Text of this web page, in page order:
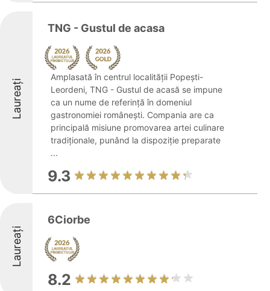
Laureați
TNG - Gustul de acasa
Amplasată în centrul localității Popești-
Leordeni, TNG - Gustul de acasă se impune
ca un nume de referință în domeniul
gastronomiei românești. Compania are ca
principală misiune promovarea artei culinare
tradiționale, punând la dispoziție preparate
...
9.3
Laureați
6Ciorbe
8.2